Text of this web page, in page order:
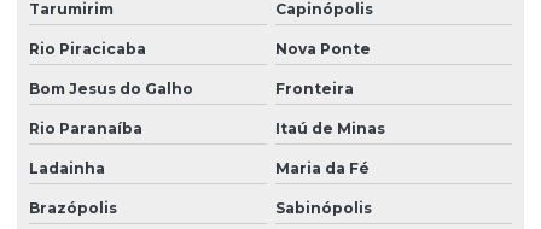
Tarumirim Capinópolis
Rio Piracicaba Nova Ponte
Bom Jesus do Galho Fronteira
Rio Paranaíba Itaú de Minas
Ladainha Maria da Fé
Brazópolis Sabinópolis